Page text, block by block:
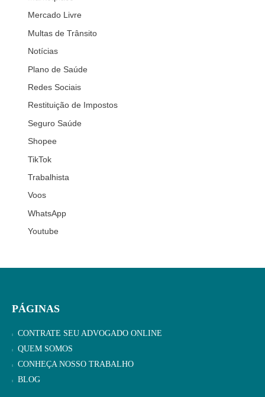
Mercado Livre
Multas de Trânsito
Notícias
Plano de Saúde
Redes Sociais
Restituição de Impostos
Seguro Saúde
Shopee
TikTok
Trabalhista
Voos
WhatsApp
Youtube
PÁGINAS
CONTRATE SEU ADVOGADO ONLINE
QUEM SOMOS
CONHEÇA NOSSO TRABALHO
BLOG